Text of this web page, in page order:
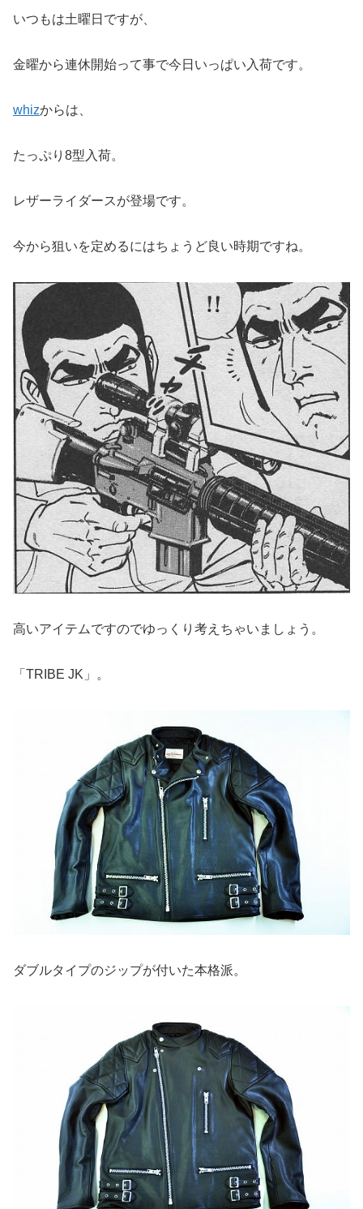
いつもは土曜日ですが、
金曜から連休開始って事で今日いっぱい入荷です。
whizからは、
たっぷり8型入荷。
レザーライダースが登場です。
今から狙いを定めるにはちょうど良い時期ですね。
高いアイテムですのでゆっくり考えちゃいましょう。
「TRIBE JK」。
ダブルタイプのジップが付いた本格派。